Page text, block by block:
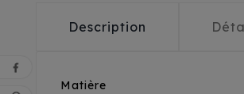
Description
Matière